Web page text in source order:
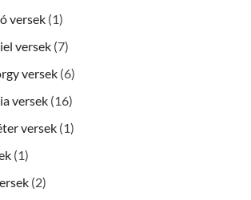
versek (1)
versek (7)
versek (6)
versek (16)
versek (1)
(1)
(2)